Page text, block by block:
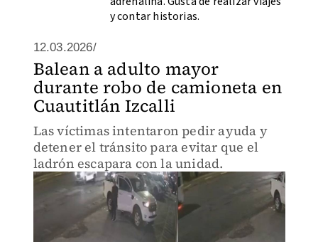
y contar historias.
12.03.2026/
Balean a adulto mayor
durante robo de camioneta en
Cuautitlán Izcalli
Las víctimas intentaron pedir ayuda y
detener el tránsito para evitar que el
ladrón escapara con la unidad.